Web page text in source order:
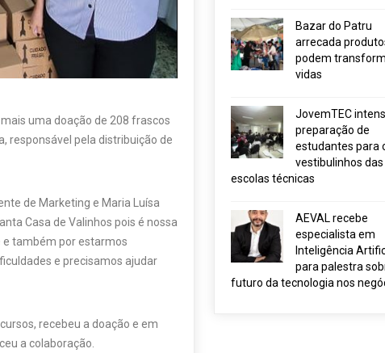
uma doação de 208 frascos
responsável pela distribuição de
de Marketing e Maria Luísa
Casa de Valinhos pois é nossa
e também por estarmos
e precisamos ajudar
recebeu a doação e em
a colaboração.
Bazar do Patru
arrecada
podem
vidas
JovemTEC
preparação de
estudantes para
vestibulinhos das
escolas técnicas
AEVAL recebe
especialista em
Inteligência
para palestra
futuro da tecnologia nos